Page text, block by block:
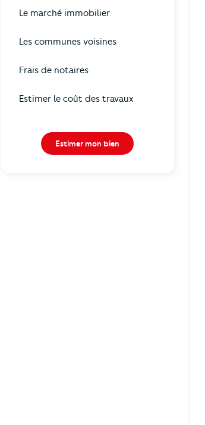
Le marché immobilier
Les communes voisines
Frais de notaires
Estimer le coût des travaux
Estimer mon bien